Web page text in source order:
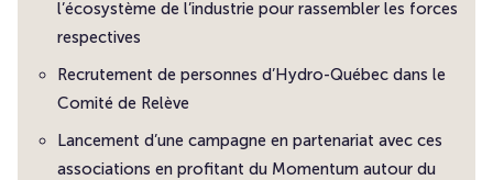
l’écosystème de l’industrie pour rassembler les forces
respectives
Recrutement de personnes d’Hydro-Québec dans le
Comité de Relève
Lancement d’une campagne en partenariat avec ces
associations en profitant du Momentum autour du